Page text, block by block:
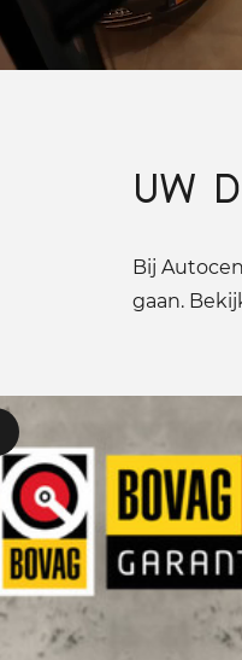
UW
Bij
gaan.